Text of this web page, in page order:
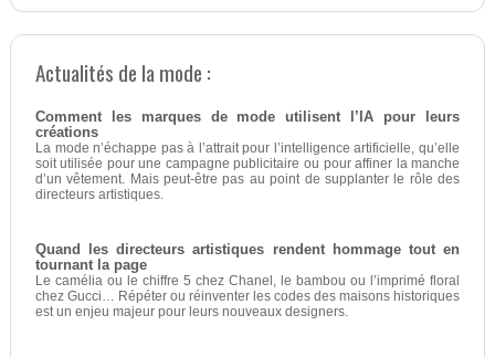
Actualités de la mode :
Comment les marques de mode utilisent l’IA pour leurs
créations
La mode n’échappe pas à l’attrait pour l’intelligence artificielle, qu’elle
soit utilisée pour une campagne publicitaire ou pour affiner la manche
d’un vêtement. Mais peut-être pas au point de supplanter le rôle des
directeurs artistiques.
Quand les directeurs artistiques rendent hommage tout en
tournant la page
Le camélia ou le chiffre 5 chez Chanel, le bambou ou l’imprimé floral
chez Gucci… Répéter ou réinventer les codes des maisons historiques
est un enjeu majeur pour leurs nouveaux designers.